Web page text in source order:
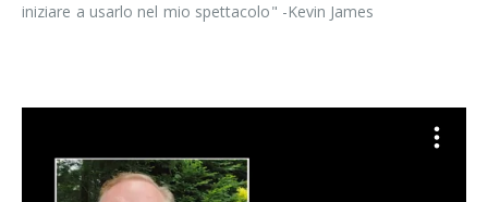
iniziare a usarlo nel mio spettacolo" -Kevin James